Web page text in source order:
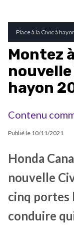
Place à la Civic à
Montez
nouvelle
hayon
Contenu
Publié le 10/11/2021
Honda
nouvelle
cinq portes
conduire